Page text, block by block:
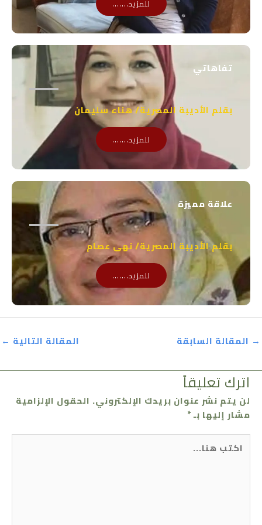
للمزيد.......
تفاهاتي
بقلم الأديبة المصرية/ هناء سليمان
للمزيد.......
علاقة مميزة
بقلم الأديبة المصرية/ نهى عصام
للمزيد.......
→ المقالة السابقة المقالة التالية ←
اترك تعليقاً
لن يتم نشر عنوان بريدك الإلكتروني. الحقول الإلزامية
مشار إليها بـ*
اكتب
هنا...